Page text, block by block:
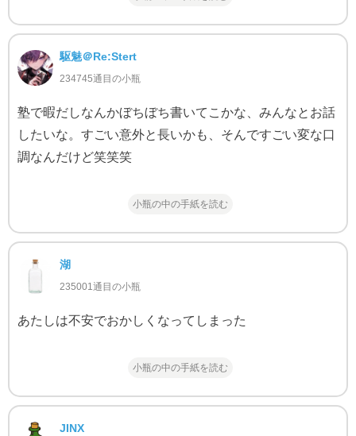
駆魅＠Re:Stert
234745通目の小瓶
塾で暇だしなんかぼちぼち書いてこかな、みんなとお話
したいな。すごい意外と長いかも、そんですごい変な口
調なんだけど笑笑笑
小瓶の中の手紙を読む
湖
235001通目の小瓶
あたしは不安でおかしくなってしまった
小瓶の中の手紙を読む
JINX